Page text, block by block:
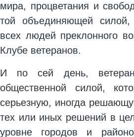
мира, процветания и
той объединяющей силой,
всех людей преклонного
Клубе ветеранов.
И по сей день,
общественной силой,
серьезную, иногда
тех или иных решений в
уровне городов и